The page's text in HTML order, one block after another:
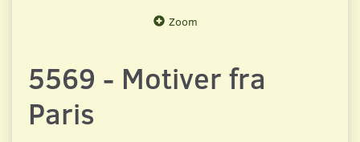
Zoom
5569 - Motiver fra
Paris